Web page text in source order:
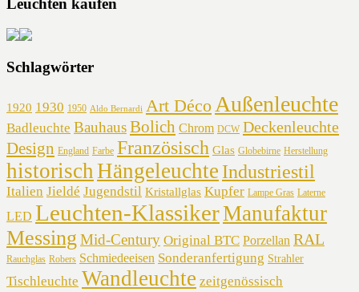
Leuchten kaufen
Schlagwörter
1920 1930 1950 Aldo Bernardi Art Déco Außenleuchte
Badleuchte BauhausBolich Chrom DCW Deckenleuchte
Design England Farbe Französisch Glas Globebirne Herstellung
historischHängeleuchte Industriestil
Italien Jieldé Jugendstil Kristallglas Kupfer Lampe Gras Laterne
LED Leuchten-KlassikerManufaktur
Messing Mid-Century Original BTC Porzellan RAL
Rauchglas Robers Schmiedeeisen Sonderanfertigung Strahler
Tischleuchte Wandleuchte zeitgenössisch